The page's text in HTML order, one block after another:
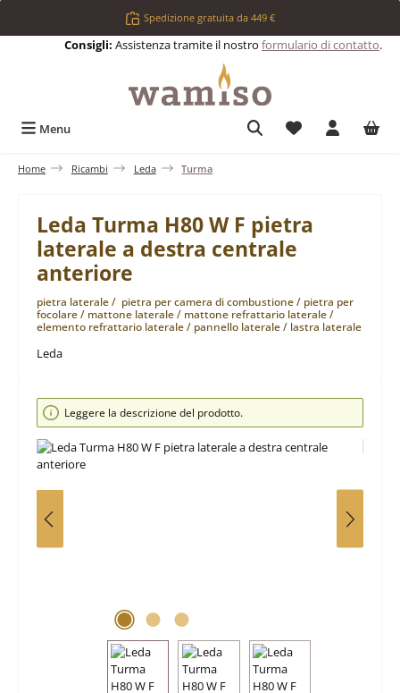
Passa al contenuto principaleSpedizione gratuita da 449 €
Consigli: Assistenza tramite il nostro formulario di contatto.
Menu Hai 0 articoli
Home Ricambi Leda Turma
Leda Turma H80 W F pietra
laterale a destra centrale
anteriore
pietra laterale / pietra per camera di combustione / pietra per
focolare / mattone laterale / mattone refrattario laterale /
elemento refrattario laterale / pannello laterale / lastra laterale
Leda
Salta la galleria di immagini
Leggere la descrizione del prodotto.